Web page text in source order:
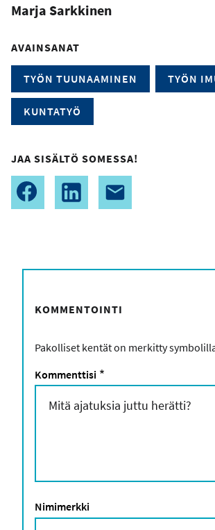
Marja Sarkkinen
AVAINSANAT
TYÖN TUUNAAMINEN TYÖN
KUNTATYÖ
JAA SISÄLTÖ SOMESSA!
KOMMENTOINTI
Pakolliset kentät on merkitty
Kommenttisi *
Nimimerkki